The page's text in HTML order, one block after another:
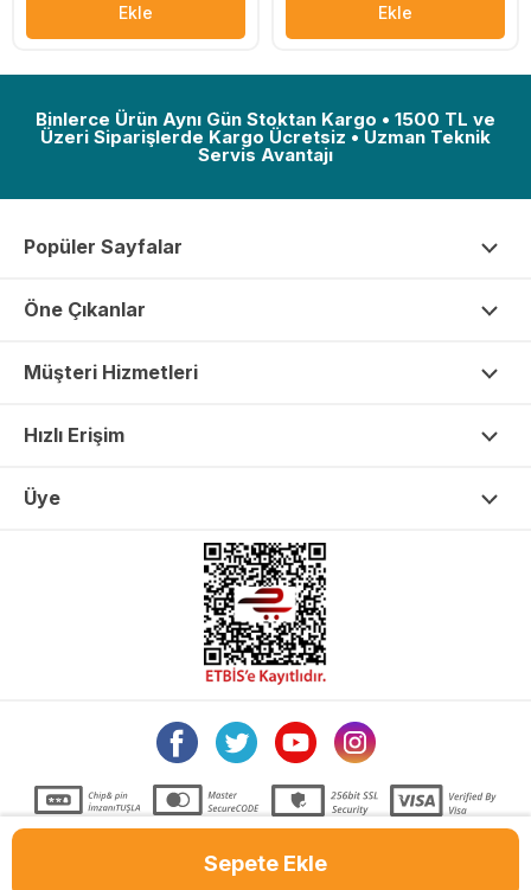
Sepete Ekle
Ekle Ekle
Binlerce Ürün Aynı Gün Stoktan Kargo • 1500 TL ve
Üzeri Siparişlerde Kargo Ücretsiz • Uzman Teknik
Servis Avantajı
Popüler Sayfalar
Öne Çıkanlar
Müşteri Hizmetleri
Hızlı Erişim
Üye
Sistemleriyle Hazırlanmıştır.